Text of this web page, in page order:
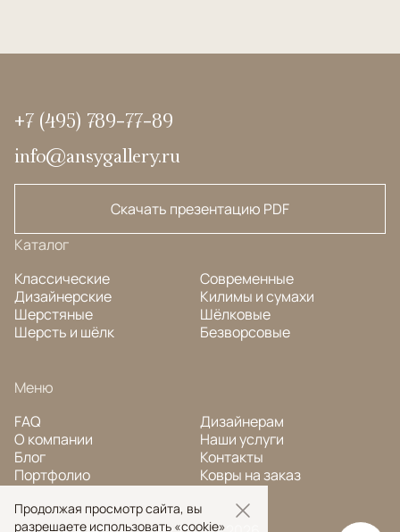
+7 (495) 789-77-89
info@ansygallery.ru
Скачать презентацию PDF
Каталог
Классические
Дизайнерские
Шерстяные
Шерсть и шёлк
Современные
Килимы и сумахи
Шёлковые
Безворсовые
Меню
FAQ
О компании
Блог
Портфолио
Дизайнерам
Наши услуги
Контакты
Ковры на заказ
Продолжая просмотр сайта, вы
разрешаете использовать «cookie»